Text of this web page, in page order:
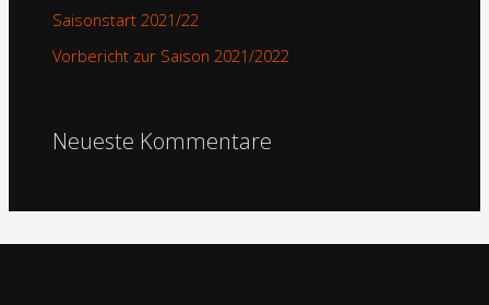
c
h
Saisonstart 2021/22
Vorbericht zur Saison 2021/2022
Neueste Kommentare